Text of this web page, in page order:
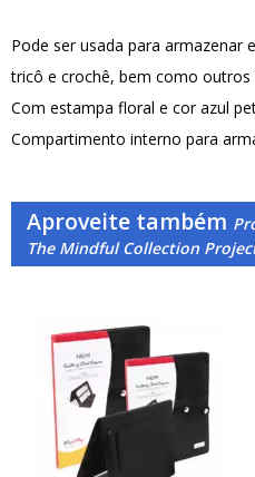
Pode ser usada para armazenar
tricô e crochê, bem como outros
Com estampa floral e cor azul
Compartimento interno para
Aproveite também
The Mindful Collection